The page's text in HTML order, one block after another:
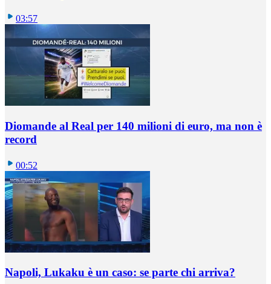
03:57
Diomande al Real per 140 milioni di euro, ma non è
record
00:52
Napoli, Lukaku è un caso: se parte chi arriva?